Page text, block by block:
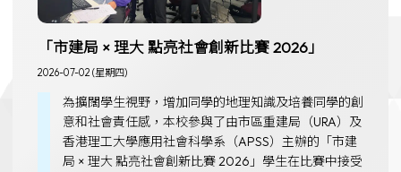
「市建局 × 理大 點亮社會創新比賽 2026」
2026-07-02 (星期四)
為擴闊學生視野，增加同學的地理知識及培養同學的創
意和社會責任感，本校參與了由市區重建局（URA）及
香港理工大學應用社會科學系（APSS）主辦的「市建
局 × 理大 點亮社會創新比賽 2026」學生在比賽中接受